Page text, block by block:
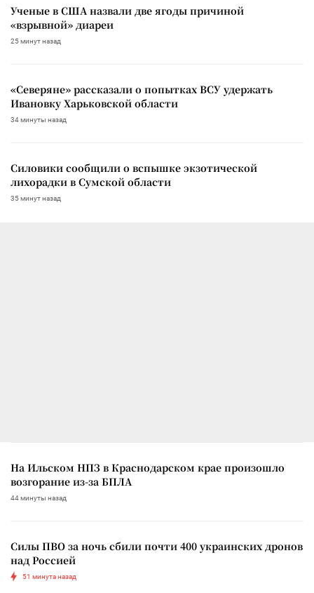
Ученые в США назвали две ягоды причиной
«взрывной» диареи
25 минут назад
«Северяне» рассказали о попытках ВСУ удержать
Ивановку Харьковской области
34 минуты назад
Силовики сообщили о вспышке экзотической
лихорадки в Сумской области
35 минут назад
На Ильском НПЗ в Краснодарском крае произошло
возгорание из-за БПЛА
44 минуты назад
Силы ПВО за ночь сбили почти 400 украинских дронов
над Россией
51 минута назад